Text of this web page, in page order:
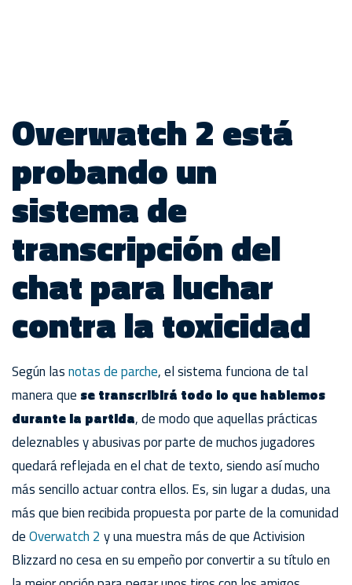
Overwatch 2 está
probando un
sistema de
transcripción del
chat para luchar
contra la toxicidad
Según lasnotas de parche, el sistema funciona de tal
manera que se transcribirá todo lo que hablemos
durante la partida, de modo que aquellas prácticas
deleznables y abusivas por parte de muchos jugadores
quedará reflejada en el chat de texto, siendo así mucho
más sencillo actuar contra ellos. Es, sin lugar a dudas, una
más que bien recibida propuesta por parte de la comunidad
deOverwatch 2 y una muestra más de que Activision
Blizzard no cesa en su empeño por convertir a su título en